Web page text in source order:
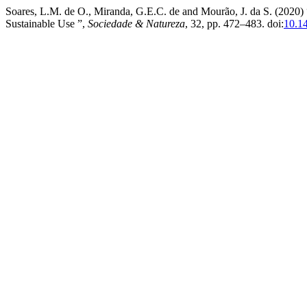
Soares, L.M. de O., Miranda, G.E.C. de and Mourão, J. da S.
Sustainable Use ”, Sociedade & Natureza, 32, pp. 472–483. doi: